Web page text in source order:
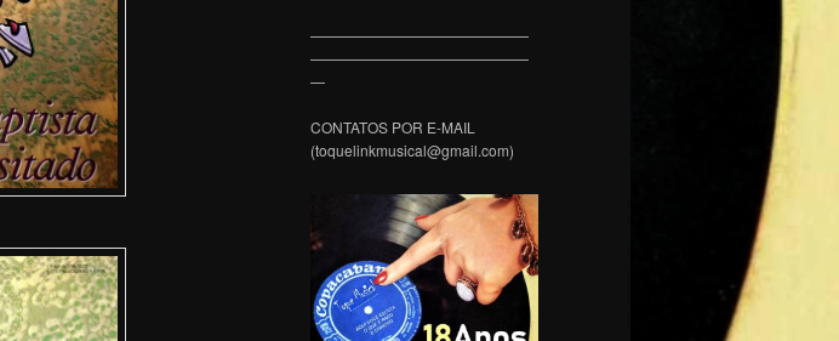
———————————————
———————————————
—
CONTATOS POR E-MAIL
(toquelinkmusical@gmail.com)